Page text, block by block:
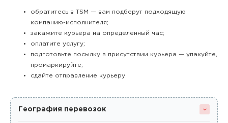
обратитесь в TSM — вам подберут подходящую
компанию-исполнителя;
закажите курьера на определенный час;
оплатите услугу;
подготовьте посылку в присутствии курьера — упакуйте,
промаркируйте;
сдайте отправление курьеру.
География перевозок